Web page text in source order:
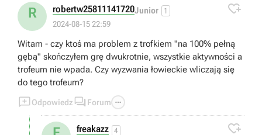
R robertw25811141720Junior 1
2024-08-15 22:59

Witam - czy ktoś ma problem z trofkiem "na 100% pełną
gębą" skończyłem grę dwukrotnie, wszystkie aktywności a
trofeum nie wpada. Czy wyzwania łowieckie wliczają się
do tego trofeum?
Odpowiedz  Forum 
freakazz 4 